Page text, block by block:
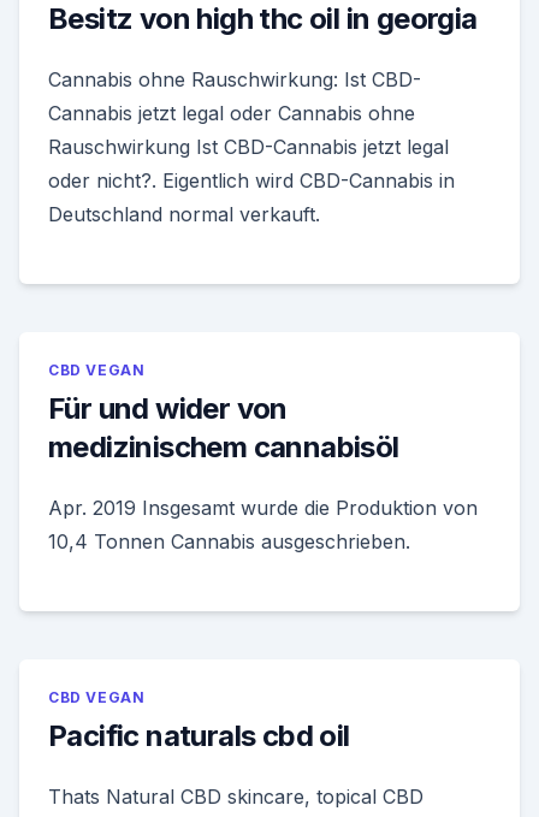
Besitz von high thc oil in georgia
Cannabis ohne Rauschwirkung: Ist CBD-
Cannabis jetzt legal oder Cannabis ohne
Rauschwirkung Ist CBD-Cannabis jetzt legal
oder nicht?. Eigentlich wird CBD-Cannabis in
Deutschland normal verkauft.
CBD VEGAN
Für und wider von
medizinischem cannabisöl
Apr. 2019 Insgesamt wurde die Produktion von
10,4 Tonnen Cannabis ausgeschrieben.
CBD VEGAN
Pacific naturals cbd oil
Thats Natural CBD skincare, topical CBD